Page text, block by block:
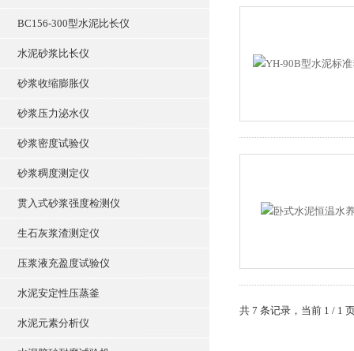
BC156-300型水泥比长仪
水泥砂浆比长仪
砂浆收缩膨胀仪
砂浆压力泌水仪
砂浆密度试验仪
砂浆稠度测定仪
贯入式砂浆强度检测仪
生石灰浆渣测定仪
压浆液充盈度试验仪
水泥安定性压蒸釜
水泥元素分析仪
共 7 条记录，当前 1 / 1